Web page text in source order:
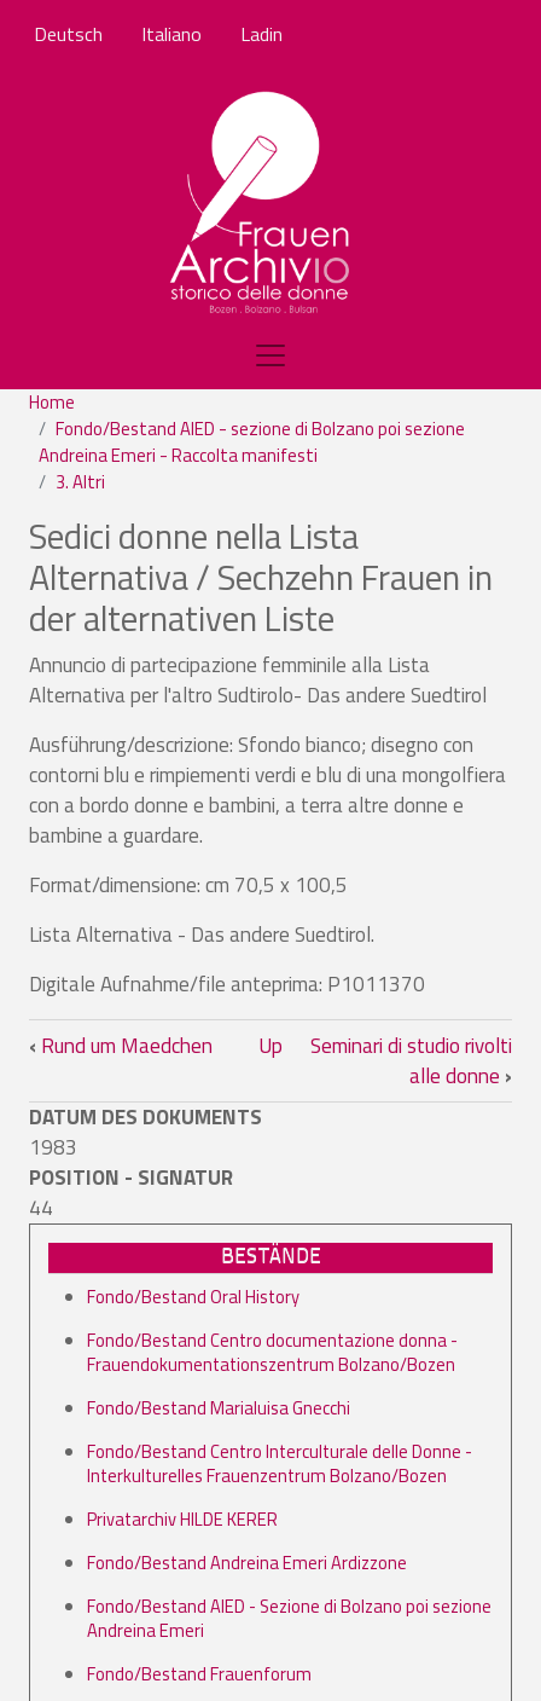
Deutsch Italiano Ladin
Home
Fondo/Bestand AIED - sezione di Bolzano poi sezione
Andreina Emeri - Raccolta manifesti
3. Altri
Sedici donne nella Lista
Alternativa / Sechzehn Frauen in
der alternativen Liste
Annuncio di partecipazione femminile alla Lista
Alternativa per l'altro Sudtirolo- Das andere Suedtirol
Ausführung/descrizione: Sfondo bianco; disegno con
contorni blu e rimpiementi verdi e blu di una mongolfiera
con a bordo donne e bambini, a terra altre donne e
bambine a guardare.
Format/dimensione: cm 70,5 x 100,5
Lista Alternativa - Das andere Suedtirol.
Digitale Aufnahme/file anteprima: P1011370
Book traversal links for Sedici donne
‹ Rund um Maedchen Up
Seminari di studio rivolti
alle donne ›
DATUM DES DOKUMENTS
1983
POSITION - SIGNATUR
44
BESTÄNDE
Fondo/Bestand Oral History
Fondo/Bestand Centro documentazione donna -
Frauendokumentationszentrum Bolzano/Bozen
Fondo/Bestand Marialuisa Gnecchi
Fondo/Bestand Centro Interculturale delle Donne -
Interkulturelles Frauenzentrum Bolzano/Bozen
Privatarchiv HILDE KERER
Fondo/Bestand Andreina Emeri Ardizzone
Fondo/Bestand AIED - Sezione di Bolzano poi sezione
Andreina Emeri
Fondo/Bestand Frauenforum